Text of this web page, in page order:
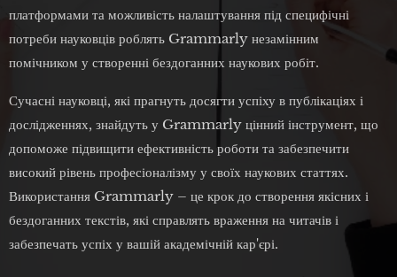
платформами та можливість налаштування під специфічні
потреби науковців роблять Grammarly незамінним
помічником у створенні бездоганних наукових робіт.
Сучасні науковці, які прагнуть досягти успіху в публікаціях і
дослідженнях, знайдуть у Grammarly цінний інструмент, що
допоможе підвищити ефективність роботи та забезпечити
високий рівень професіоналізму у своїх наукових статтях.
Використання Grammarly – це крок до створення якісних і
бездоганних текстів, які справлять враження на читачів і
забезпечать успіх у вашій академічній кар'єрі.